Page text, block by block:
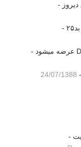
-
-
24/07/1388
-